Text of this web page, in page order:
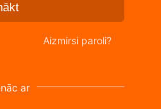
Aizmirsi paroli?
ar